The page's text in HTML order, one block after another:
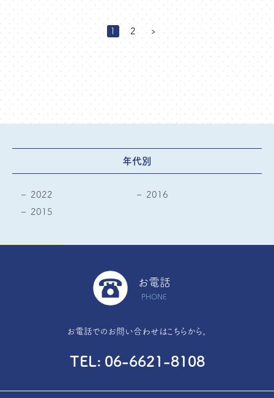
1 2 ›
年代別
2022
2016
2015
お電話
PHONE
お電話でのお問い合わせはこちらから。
TEL 06-6621-8108